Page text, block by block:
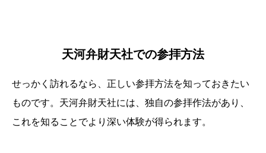
天河弁財天社での参拝方法
せっかく訪れるなら、正しい参拝方法を知っておきたい
ものです。天河弁財天社には、独自の参拝作法があり、
これを知ることでより深い体験が得られます。